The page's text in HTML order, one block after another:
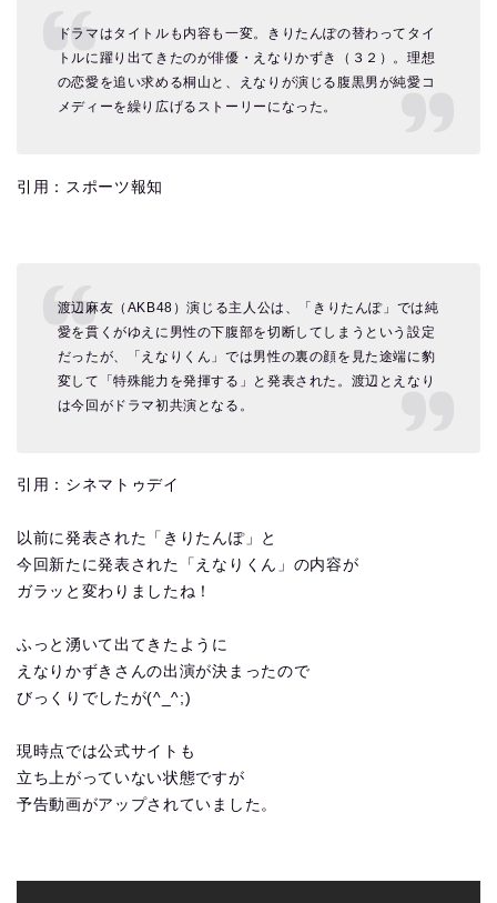
ドラマはタイトルも内容も一変。きりたんぽの替わってタイ
トルに躍り出てきたのが俳優・えなりかずき（３２）。理想
の恋愛を追い求める桐山と、えなりが演じる腹黒男が純愛コ
メディーを繰り広げるストーリーになった。
引用：スポーツ報知
渡辺麻友（AKB48）演じる主人公は、「きりたんぽ」では純
愛を貫くがゆえに男性の下腹部を切断してしまうという設定
だったが、「えなりくん」では男性の裏の顔を見た途端に豹
変して「特殊能力を発揮する」と発表された。渡辺とえなり
は今回がドラマ初共演となる。
引用：シネマトゥデイ
以前に発表された「きりたんぽ」と
今回新たに発表された「えなりくん」の内容が
ガラッと変わりましたね！
ふっと湧いて出てきたように
えなりかずきさんの出演が決まったので
びっくりでしたが(^_^;)
現時点では公式サイトも
立ち上がっていない状態ですが
予告動画がアップされていました。